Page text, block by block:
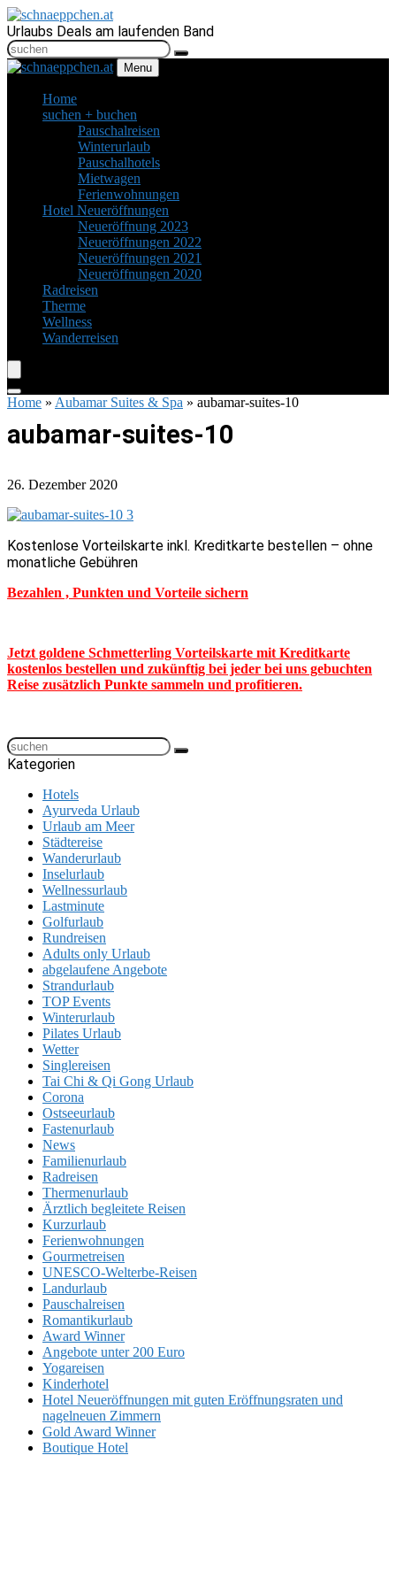
Urlaubs Deals am laufenden Band
Menu
Home
suchen + buchen
Pauschalreisen
Winterurlaub
Pauschalhotels
Mietwagen
Ferienwohnungen
Hotel Neueröffnungen
Neueröffnung 2023
Neueröffnungen 2022
Neueröffnungen 2021
Neueröffnungen 2020
Radreisen
Therme
Wellness
Wanderreisen
Home » Aubamar Suites & Spa » aubamar-suites-10
aubamar-suites-10
26. Dezember 2020
Kostenlose Vorteilskarte inkl. Kreditkarte bestellen – ohne
monatliche Gebühren
Bezahlen , Punkten und Vorteile sichern
Jetzt goldene Schmetterling Vorteilskarte mit Kreditkarte
kostenlos bestellen und zukünftig bei jeder bei uns gebuchten
Reise zusätzlich Punkte sammeln und profitieren.
Kategorien
Hotels
Ayurveda Urlaub
Urlaub am Meer
Städtereise
Wanderurlaub
Inselurlaub
Wellnessurlaub
Lastminute
Golfurlaub
Rundreisen
Adults only Urlaub
abgelaufene Angebote
Strandurlaub
TOP Events
Winterurlaub
Pilates Urlaub
Wetter
Singlereisen
Tai Chi & Qi Gong Urlaub
Corona
Ostseeurlaub
Fastenurlaub
News
Familienurlaub
Radreisen
Thermenurlaub
Ärztlich begleitete Reisen
Kurzurlaub
Ferienwohnungen
Gourmetreisen
UNESCO-Welterbe-Reisen
Landurlaub
Pauschalreisen
Romantikurlaub
Award Winner
Angebote unter 200 Euro
Yogareisen
Kinderhotel
Hotel Neueröffnungen mit guten Eröffnungsraten und
nagelneuen Zimmern
Gold Award Winner
Boutique Hotel